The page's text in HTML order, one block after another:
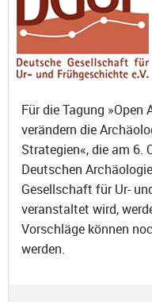
Für die Tagung »Open
verändern die
Strategien«, die am 6.
Deutschen
Gesellschaft für Ur-
veranstaltet wird,
Vorschläge können
werden.